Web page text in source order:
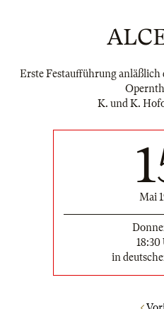
Erste Festaufführung anläßlich
K. und K.
Mai
18:30
in